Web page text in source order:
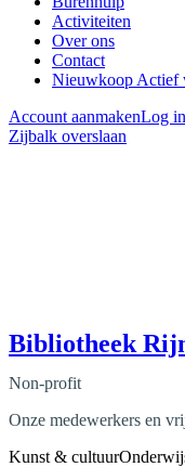
Activiteiten
Over ons
Contact
Nieuwkoop Actief
Account aanmakenLog in
Zijbalk overslaan
Bibliotheek
Non-profit
Onze medewerkers en
Kunst & cultuur